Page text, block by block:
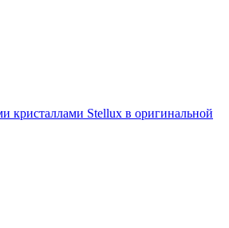
кристаллами Stellux в оригинальной